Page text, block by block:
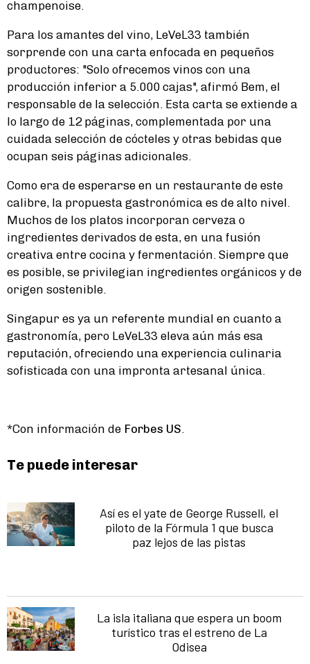
champenoise.
Para los amantes del vino, LeVeL33 también
sorprende con una carta enfocada en pequeños
productores: "Solo ofrecemos vinos con una
producción inferior a 5.000 cajas", afirmó Bem, el
responsable de la selección. Esta carta se extiende a
lo largo de 12 páginas, complementada por una
cuidada selección de cócteles y otras bebidas que
ocupan seis páginas adicionales.
Como era de esperarse en un restaurante de este
calibre, la propuesta gastronómica es de alto nivel.
Muchos de los platos incorporan cerveza o
ingredientes derivados de esta, en una fusión
creativa entre cocina y fermentación. Siempre que
es posible, se privilegian ingredientes orgánicos y de
origen sostenible.
Singapur es ya un referente mundial en cuanto a
gastronomía, pero LeVeL33 eleva aún más esa
reputación, ofreciendo una experiencia culinaria
sofisticada con una impronta artesanal única.
*Con información de Forbes US.
Te puede interesar
Así es el yate de George Russell, el
piloto de la Fórmula 1 que busca
paz lejos de las pistas
La isla italiana que espera un boom
turístico tras el estreno de La
Odisea